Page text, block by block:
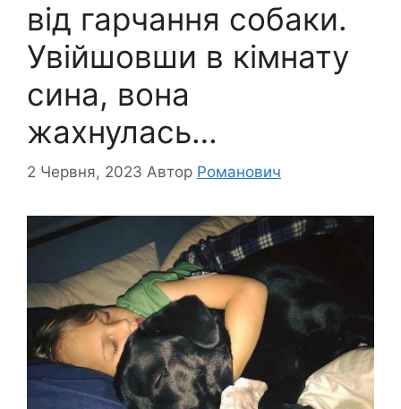
від гарчання собаки.
Увійшовши в кімнату
сина, вона
жахнулась…
2 Червня, 2023 Автор Романович